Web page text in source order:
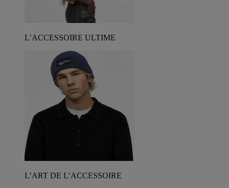
L’ACCESSOIRE ULTIME
L’ART DE L’ACCESSOIRE